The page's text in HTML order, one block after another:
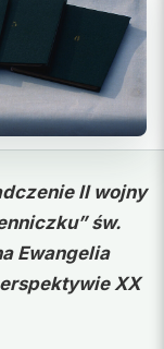
II wojny
św.
Ewangelia
XX